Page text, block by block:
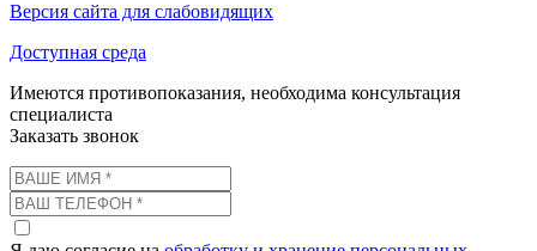
Версия сайта для слабовидящих
Доступная среда
Имеются противопоказания, необходима консультация
специалиста
Заказать звонок